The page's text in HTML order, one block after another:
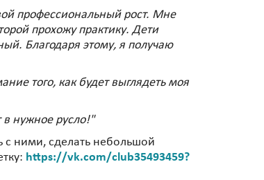
профессиональный рост. Мне
прохожу практику. Дети
Благодаря этому, я получаю
того, как будет выглядеть моя
в нужное русло!"
с ними, сделать небольшой
https://vk.com/club35493459?